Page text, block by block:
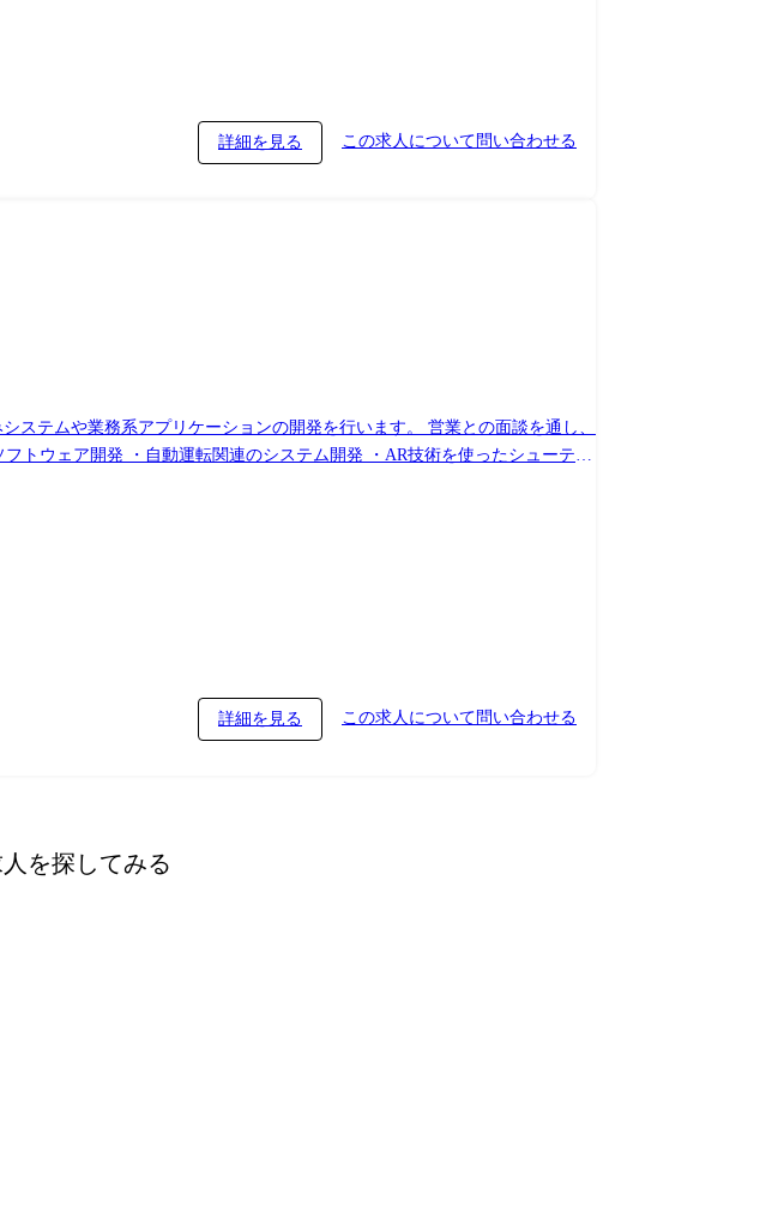
ーカーとの付き合いも20年以上に渡る為、非常にリレーションが良く、裁
詳細を見る この求人について問い合わせる
テムや業務系アプリケーションの開発を行います。 営業との面談を通し、
詳細を見る この求人について問い合わせる
を探してみる